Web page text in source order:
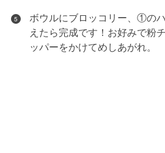
5
ボウルにブロッコリー、①の
えたら完成です！お好みで粉
ッパーをかけてめしあがれ。